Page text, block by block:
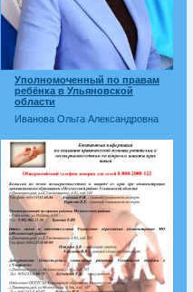
Уполномоченный по правам
ребёнка в Ульяновской
области
Иванова Ольга Александровна